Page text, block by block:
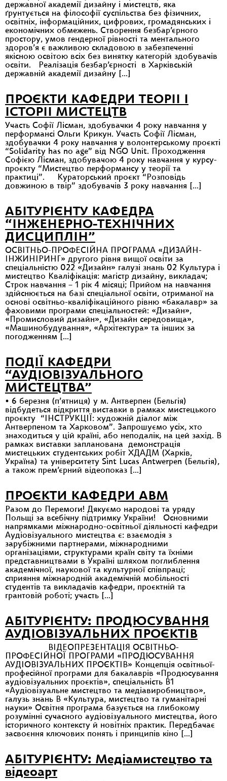
державної академії дизайну і мистецтв, яка
ґрунтується на філософії суспільства без фізичних,
освітніх, інформаційних, цифрових, громадянських і
економічних обмежень. Створення безбар’єрного
простору, умов гендерної рівності та ментального
здоров’я є важливою складовою в забезпеченні
якісною освітою всіх без винятку категорій здобувачів
освіти. Реалізація безбар’єрності в Харківській
державній академії дизайну […]
ПРОЄКТИ КАФЕДРИ ТЕОРІІ І
ІСТОРІІ МИСТЕЦТВ
Участь Софії Лісман, здобувачки 4 року навчання у
перформансі Ольги Крикун. Участь Софії Лісман,
здобувачки 4 року навчання у волонтерському проєкті
“Solidarity has no age” від NGO Unit. Проходження
Софією Лісман, здобувачою 4 року навчання у курсу-
проєкту “Мистецтво перформансу у теорії та
практиці”. Кураторський проєкт “Розповідь
довжиною в твір” здобувачів 3 року навчання […]
АБІТУРІЄНТУ КАФЕДРА
“ІНЖЕНЕРНО-ТЕХНІЧНИХ
ДИСЦИПЛІН”
ОСВІТНЬО-ПРОФЕСІЙНА ПРОГРАМА «ДИЗАЙН-
ІНЖИНІРИНГ» другого рівня вищої освіти за
спеціальністю 022 «Дизайн» галузі знань 02 Культура і
мистецтво Кваліфікація: магістр дизайну, викладач;
Строк навчання – 1 рік 4 місяці; Прийом на навчання
здійснюється на базі спеціальної освіти, отриманої на
основі освітньо-кваліфікаційного рівню «бакалавр» за
фаховими програми спеціальностей: «Дизайн»,
«Промисловий дизайн», «Дизайн середовища»,
«Машинобудування», «Архітектура» та інших за
погодженням […]
ПОДІЇ КАФЕДРИ
“АУДІОВІЗУАЛЬНОГО
МИСТЕЦТВА”
• 6 березня (п’ятниця) у м. Антверпен (Бельгія)
відбудеться відкриття виставки в рамках мистецького
проєкту “ІНСТРУКЦІЇ: художній діалог між
Антверпеном та Харковом”. Запрошуємо усіх, хто
знаходиться у цій країні, або неподалік, на цей захід. В
рамках виставки запланована демонстрація
мистецьких студентських робіт ХДАДМ (Харків,
Україна) та університету Sint Lucas Antwerpen (Бельгія),
а також прем’єрний відеопоказ […]
ПРОЄКТИ КАФЕДРИ АВМ
Разом до Перемоги! Дякуємо народові та уряду
Польщі за всебічну підтримку України! Основними
напрямками міжнародно-освітньої діяльності кафедри
Аудіовізуального мистецтва є: взаємодія з
зарубіжними партнерами, міжнародними
організаціями, структурами країн світу та їхніми
представництвами в Україні шляхом поглиблення
академічної, наукової та культурної співпраці;
сприяння міжнародній академічній мобільності
студентів та викладачів кафедри, проєктній та
грантовій роботі; участь […]
АБІТУРІЄНТУ: ПРОДЮСУВАННЯ
АУДІОВІЗУАЛЬНИХ ПРОЄКТІВ
ВІДЕОПРЕЗЕНТАЦІЯ ОСВІТНЬО-
ПРОФЕСІЙНОЇ ПРОГРАМИ «ПРОДЮСУВАННЯ
АУДІОВІЗУАЛЬНИХ ПРОЄКТІВ» Концепція освітньої-
професійної програми для бакалаврів «Продюсування
аудіовізуальних проєктів», спеціальність В1
«Аудіовізуальне мистецтво та медіавиробництво»,
галузь знань В «Культура, мистецтво та гуманітарні
науки» Освітня програма базується на глибокому
розумінні сучасного аудіовізуального мистецтва, його
історичного контексту й новітніх практик. Передбачає
засвоєння ключових понять і принципів кіно […]
АБІТУРІЄНТУ: Медіамистецтво та
відеоарт